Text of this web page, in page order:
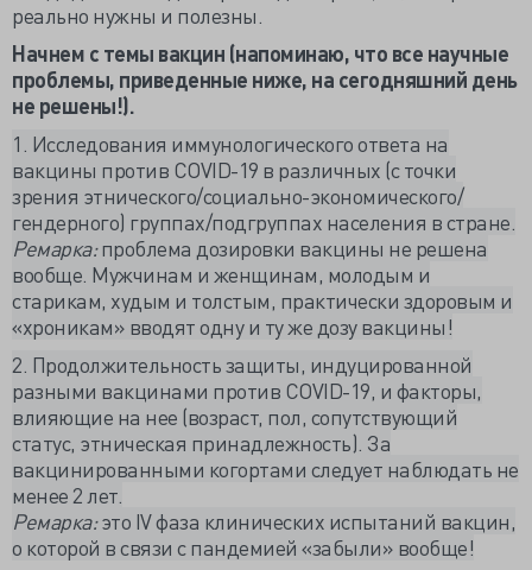
реально нужны и полезны.
Начнем с темы вакцин (напоминаю, что все научные
проблемы, приведенные ниже, на сегодняшний день
не решены!).
1. Исследования иммунологического ответа на
вакцины против COVID-19 в различных (с точки
зрения этнического/социально-экономического/
гендерного) группах/подгруппах населения в стране.
Ремарка:проблема дозировки вакцины не решена
вообще. Мужчинам и женщинам, молодым и
старикам, худым и толстым, практически здоровым и
«хроникам» вводят одну и ту же дозу вакцины!
2. Продолжительность защиты, индуцированной
разными вакцинами против COVID-19, и факторы,
влияющие на нее (возраст, пол, сопутствующий
статус, этническая принадлежность). За
вакцинированными когортами следует наблюдать не
менее 2 лет.
Ремарка:это IV фаза клинических испытаний вакцин,
о которой в связи с пандемией «забыли» вообще!